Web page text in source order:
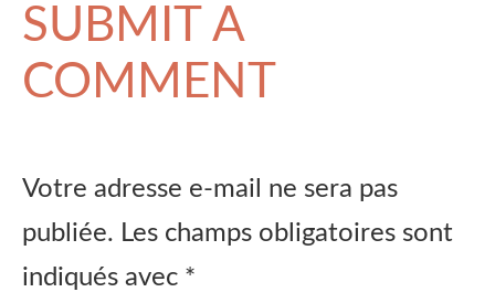
SUBMIT A
COMMENT
Votre adresse e-mail ne sera pas
publiée. Les champs obligatoires sont
indiqués avec *